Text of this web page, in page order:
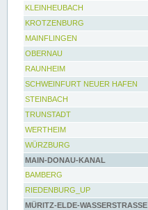
KLEINHEUBACH
KROTZENBURG
MAINFLINGEN
OBERNAU
RAUNHEIM
SCHWEINFURT NEUER HAFEN
STEINBACH
TRUNSTADT
WERTHEIM
WÜRZBURG
MAIN-DONAU-KANAL
BAMBERG
RIEDENBURG_UP
MÜRITZ-ELDE-WASSERSTRASSE